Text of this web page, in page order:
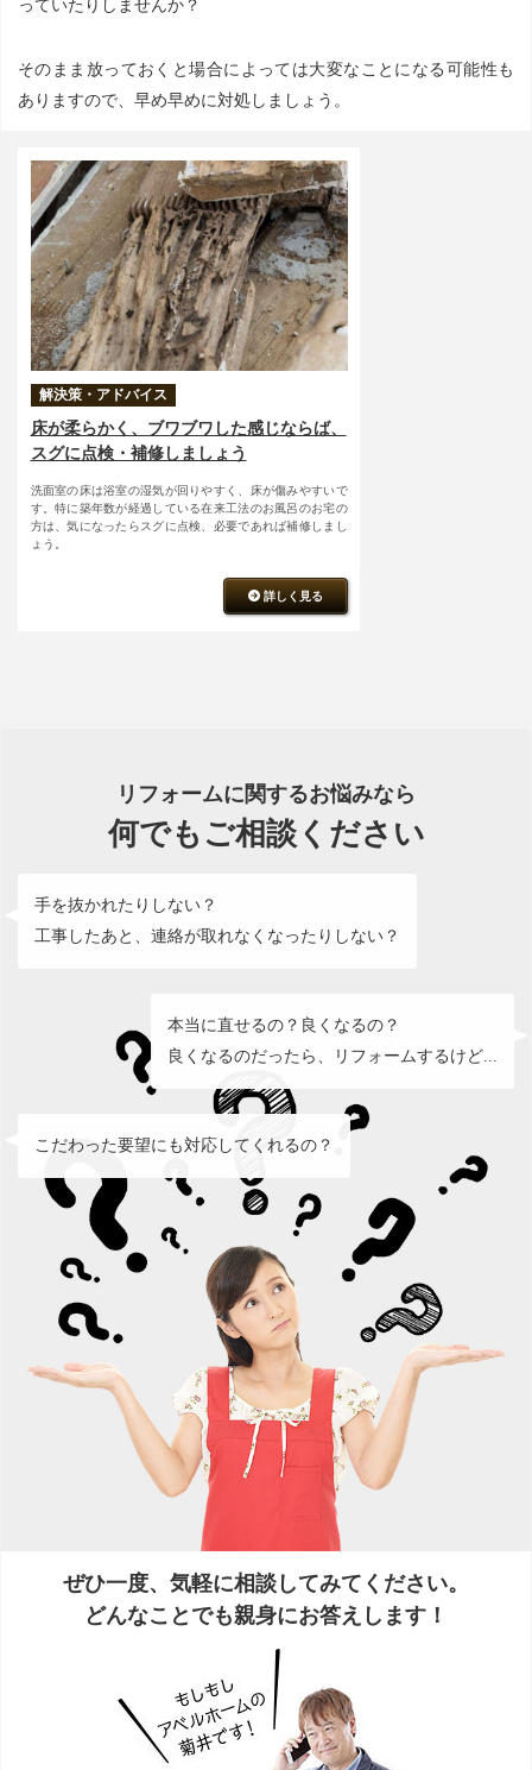
そのまま放っておくと場合によっては大変なことになる可能性も
ありますので、早め早めに対処しましょう。
解決策・アドバイス
床が柔らかく、ブワブワした感じならば、
スグに点検・補修しましょう
洗面室の床は浴室の湿気が回りやすく、床が傷みやすいで
す。特に築年数が経過している在来工法のお風呂のお宅の
方は、気になったらスグに点検、必要であれば補修しまし
ょう。
詳しく見る
リフォームに関するお悩みなら
何でもご相談ください
手を抜かれたりしない？
工事したあと、連絡が取れなくなったりしない？
本当に直せるの？良くなるの？
良くなるのだったら、リフォームするけど...
こだわった要望にも対応してくれるの？
ぜひ一度、気軽に相談してみてください。
どんなことでも親身にお答えします！